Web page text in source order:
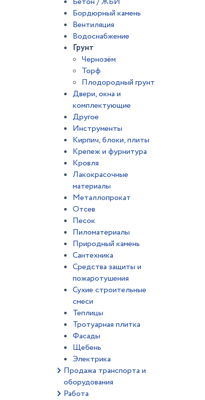
Бордюрный камень
Вентиляция
Водоснабжение
Грунт
Чернозём
Торф
Плодородный грунт
Двери, окна и
комплектующие
Другое
Инструменты
Кирпич, блоки, плиты
Крепеж и фурнитура
Кровля
Лакокрасочные
материалы
Металлопрокат
Отсев
Песок
Пиломатериалы
Природный камень
Сантехника
Средства защиты и
пожаротушения
Сухие строительные
смеси
Теплицы
Тротуарная плитка
Фасады
Щебень
Электрика
Продажа транспорта и
оборудования
Работа